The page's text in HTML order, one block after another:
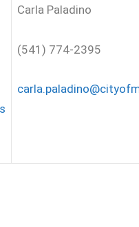
Carla Paladino
(541) 774-2395